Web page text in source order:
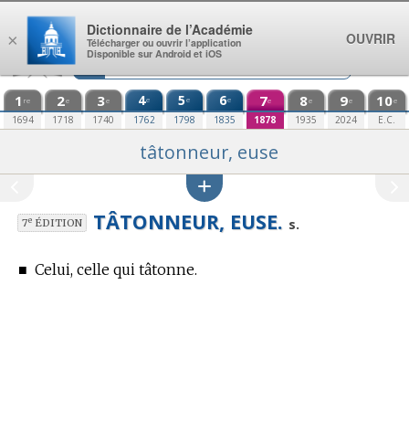
Aller au contenu
1 re
1694
2e
1718
3e
1740
4e
1762
5e
1798
6e
1835
7e
1878
8e
1935
9e
2024
10e
E.C.
tâtonneur, euse
7eÉDITION TÂTONNEUR, EUSE. s.
■ Celui, celle qui tâtonne.
×
Dictionnaire de l’Académie
Télécharger ou ouvrir l’application
Disponible sur Android et iOS
OUVRIR